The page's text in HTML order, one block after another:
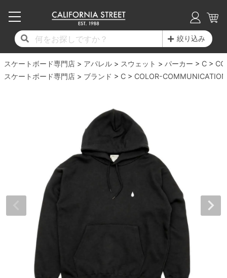
絞り込み
スケートボード専門店 アパレル スウェット パーカー C
スケートボード専門店
ブランド C COLOR-
17時までのご注文は当日発送！
11,000円以上で送料無料！
毎月1日はポイント5倍！10日と20日は3倍！
17時までのご注文は当日発送！
11,000円以上で送料無料！
毎月1日はポイント5倍！10日と20日は3倍！
デッキブランド一覧（全てのデッキ）
サイズからデッキを選ぶ
子供用デッキ
7.0inch以下
7.7inch
7.9inch
8.0inch
17時までのご注文は当日発送！
11,000円以上で送料無料！
毎月1日はポイント5倍！10日と20日は3倍！
トラックブランド一覧（全てのトラック）
適合デッキサイズから選ぶ
7.0inch以下
7.2inch
7.8inch
8.0inch
8.1inch
ウィール
17時までのご注文は当日発送！
11,000円以上で送料無料！
毎月1日はポイント5倍！10日と20日は3倍！
ウィールブランド一覧（全てのウィール）
ウィールをサイズから選ぶ
50mm
51mm
56mm
59mm
スピットファイヤー F4（フォーミュラフォ
ボーンズ XF（エックスフォーミュラ）
ボーンズ STF（エスティーエフ）
パウエルペラルタ DF（ドラゴンフォーミュ
ベアリング
デッキテープ
ボルト
パーツ・その他
17時までのご注文は当日発送！
11,000円以上で送料無料！
毎月1日はポイント5倍！10日と20日は3倍！
シューズをサイズから選ぶ
20cm
21cm
24cm
25.5cm
インソール
シューレース・その他
17時までのご注文は当日発送！
11,000円以上で送料無料！
毎月1日はポイント5倍！10日と20日は3倍！
ロングスリーブTシャツ
パーカー
トレーナー・セーター
パンツ
ショーツ
長袖ボタンシャツ
17時までのご注文は当日発送！
11,000円以上で送料無料！
毎月1日はポイント5倍！10日と20日は3倍！
17時までのご注文は当日発送！
11,000円以上で送料無料！
毎月1日はポイント5倍！10日と20日は3倍！
スタッフおすすめアイテム
ブランド紹介
INFO
スケートパーク情報
17時までのご注文は当日発送！
11,000円以上で送料無料！
毎月1日はポイント5倍！10日と20日は3倍！
カリフォルニアストリートの歴史
プライバシーポリシー
特定商取引法に基づく表記